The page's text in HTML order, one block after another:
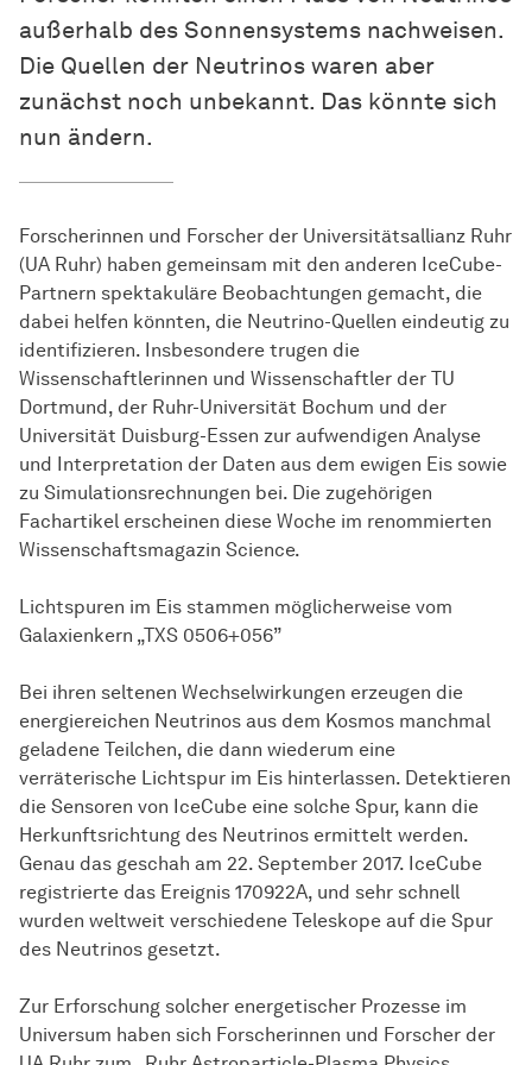
außerhalb des Sonnensystems nachweisen.
Die Quellen der Neutrinos waren aber
zunächst noch unbekannt. Das könnte sich
nun ändern.
Forscherinnen und Forscher der Universitätsallianz Ruhr
(UA Ruhr) haben gemeinsam mit den anderen IceCube-
Partnern spektakuläre Beobachtungen gemacht, die
dabei helfen könnten, die Neutrino-Quellen eindeutig zu
identifizieren. Insbesondere trugen die
Wissenschaftlerinnen und Wissenschaftler der TU
Dortmund, der Ruhr-Universität Bochum und der
Universität Duisburg-Essen zur aufwendigen Analyse
und Interpretation der Daten aus dem ewigen Eis sowie
zu Simulationsrechnungen bei. Die zugehörigen
Fachartikel erscheinen diese Woche im renommierten
Wissenschaftsmagazin Science.
Lichtspuren im Eis stammen möglicherweise vom
Galaxienkern „TXS 0506+056”
Bei ihren seltenen Wechselwirkungen erzeugen die
energiereichen Neutrinos aus dem Kosmos manchmal
geladene Teilchen, die dann wiederum eine
verräterische Lichtspur im Eis hinterlassen. Detektieren
die Sensoren von IceCube eine solche Spur, kann die
Herkunftsrichtung des Neutrinos ermittelt werden.
Genau das geschah am 22. September 2017. IceCube
registrierte das Ereignis 170922A, und sehr schnell
wurden weltweit verschiedene Teleskope auf die Spur
des Neutrinos gesetzt.
Zur Erforschung solcher energetischer Prozesse im
Universum haben sich Forscherinnen und Forscher der